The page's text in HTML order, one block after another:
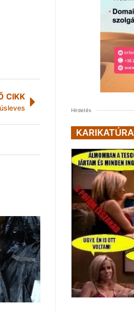
CIKK
Hirdetés
KARIKATÚRA